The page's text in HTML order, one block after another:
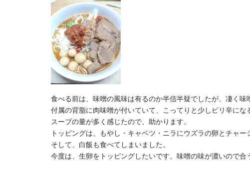
食べる前は、味噌の風味は有るのか半信半疑でしたが、凄く味
付属の背脂に肉味噌が付いていて、こってりと少しピリ辛にな
スープの量が多く感じたので、助かります。
トッピングは、もやし・キャベツ・ニラにウズラの卵とチャ
そして、白飯も食べてしまいました。
今度は、生卵をトッピングしたいです。味噌の味が濃いので合